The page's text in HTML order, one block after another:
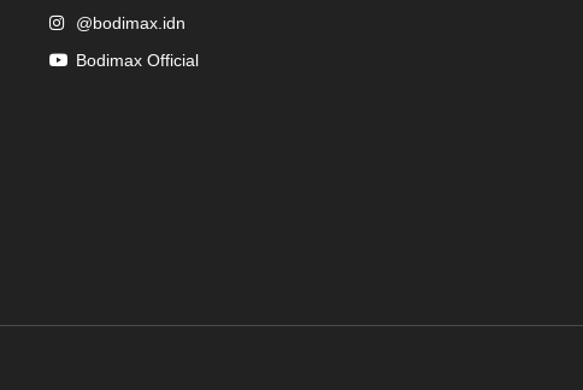
@bodimax.idn
Bodimax Official